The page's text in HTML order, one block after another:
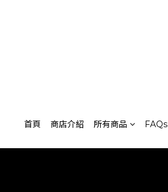
首頁 商店介紹 所有商品 FAQs